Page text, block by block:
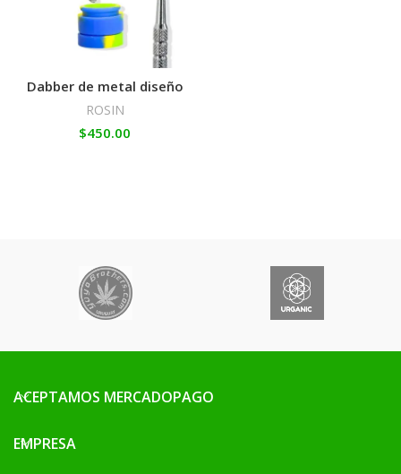
Dabber de metal diseño
ROSIN
$450.00
ACEPTAMOS MERCADOPAGO
EMPRESA